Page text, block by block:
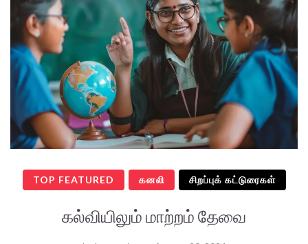
TOP FEATURED கனலி சிறப்புக் கட்டுரைகள்
கல்வியிலும் மாற்றம் தேவை